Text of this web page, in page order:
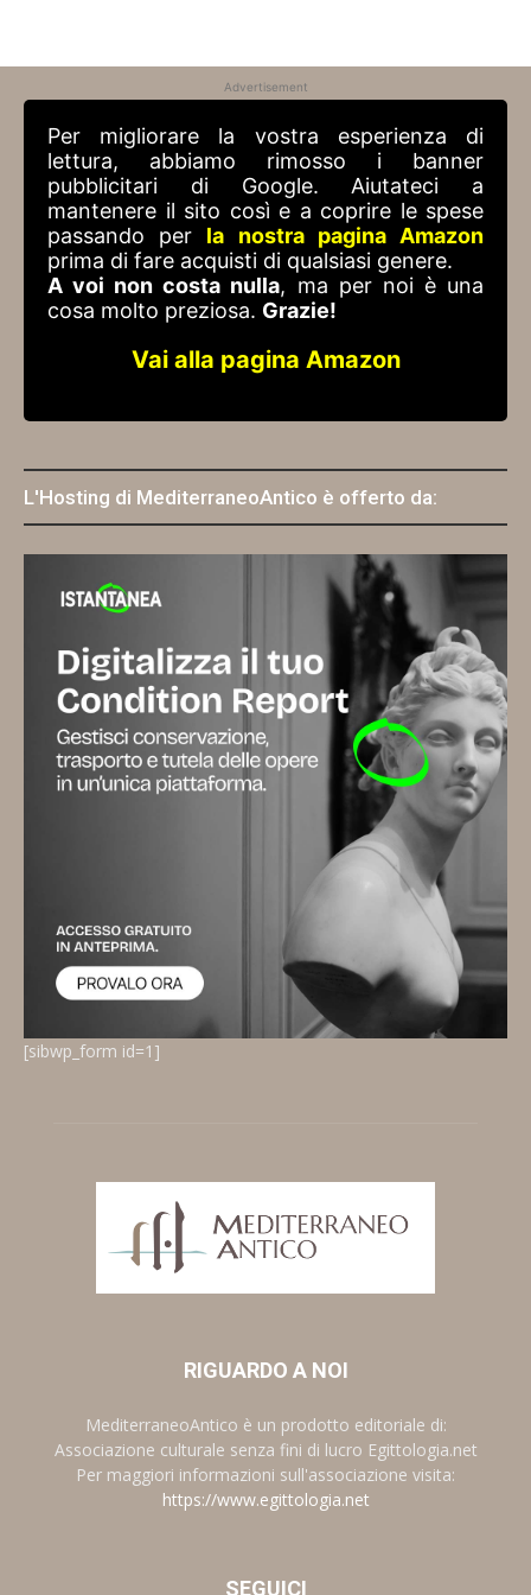
Advertisement
Per migliorare la vostra esperienza di
lettura, abbiamo rimosso i banner
pubblicitari di Google. Aiutateci a
mantenere il sito così e a coprire le spese
passando per la nostra pagina Amazon
prima di fare acquisti di qualsiasi genere.
A voi non costa nulla, ma per noi è una
cosa molto preziosa. Grazie!
Vai alla pagina Amazon
L'Hosting di MediterraneoAntico è offerto da:
[sibwp_form id=1]
RIGUARDO A NOI
MediterraneoAntico è un prodotto editoriale di:
Associazione culturale senza fini di lucro Egittologia.net
Per maggiori informazioni sull'associazione visita:
https://www.egittologia.net
SEGUICI